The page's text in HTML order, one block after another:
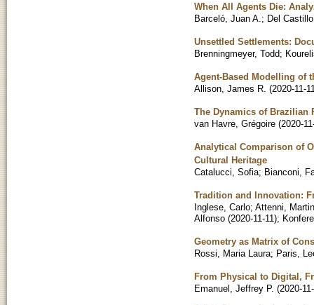
When All Agents Die:
Barceló, Juan A. ; Del
Unsettled Settlements:
Brenningmeyer, Todd;
Agent-Based Modelling of
Allison, James R. (2020-11-
The Dynamics of Brazilian
van Havre, Grégoire (2020-
Analytical Comparison of
Cultural Heritage
Catalucci, Sofia; Bianconi,
Tradition and Innovation:
Inglese, Carlo; Attenni,
Alfonso (2020-11-11 );
Geometry as Matrix of
Rossi, Maria Laura; Paris,
From Physical to Digital,
Emanuel, Jeffrey P. (2020-